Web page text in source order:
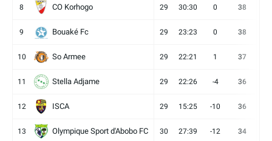
8 CO Korhogo 29 30:30 0 38
9 Bouaké Fc 29 23:23 0 38
10 So Armee 29 22:21 1 37
11 Stella Adjame 29 22:26 -4 36
12 ISCA 29 15:25 -10 36
13 Olympique Sport d'Abobo FC 30 27:39 -12 34